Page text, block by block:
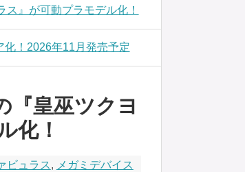
』が可動プラモデル化！
！2026年11月発売予定
『皇巫ツクヨ
化！
ビュラス, メガミデバイス